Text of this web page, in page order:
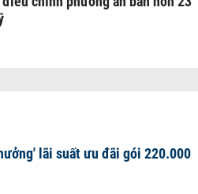
lãi suất ưu đãi gói 220.000